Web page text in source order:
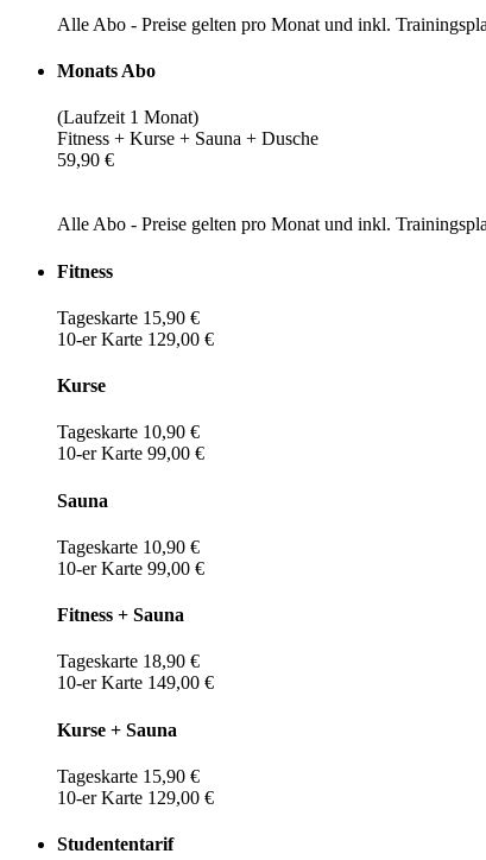
Alle Abo - Preise gelten pro Monat und inkl.
Monats Abo
(Laufzeit 1 Monat)
Fitness + Kurse + Sauna + Dusche
59,90 €
Alle Abo - Preise gelten pro Monat und inkl.
Fitness
Tageskarte 15,90 €
10-er Karte 129,00 €
Kurse
Tageskarte 10,90 €
10-er Karte 99,00 €
Sauna
Tageskarte 10,90 €
10-er Karte 99,00 €
Fitness + Sauna
Tageskarte 18,90 €
10-er Karte 149,00 €
Kurse + Sauna
Tageskarte 15,90 €
10-er Karte 129,00 €
Studententarif